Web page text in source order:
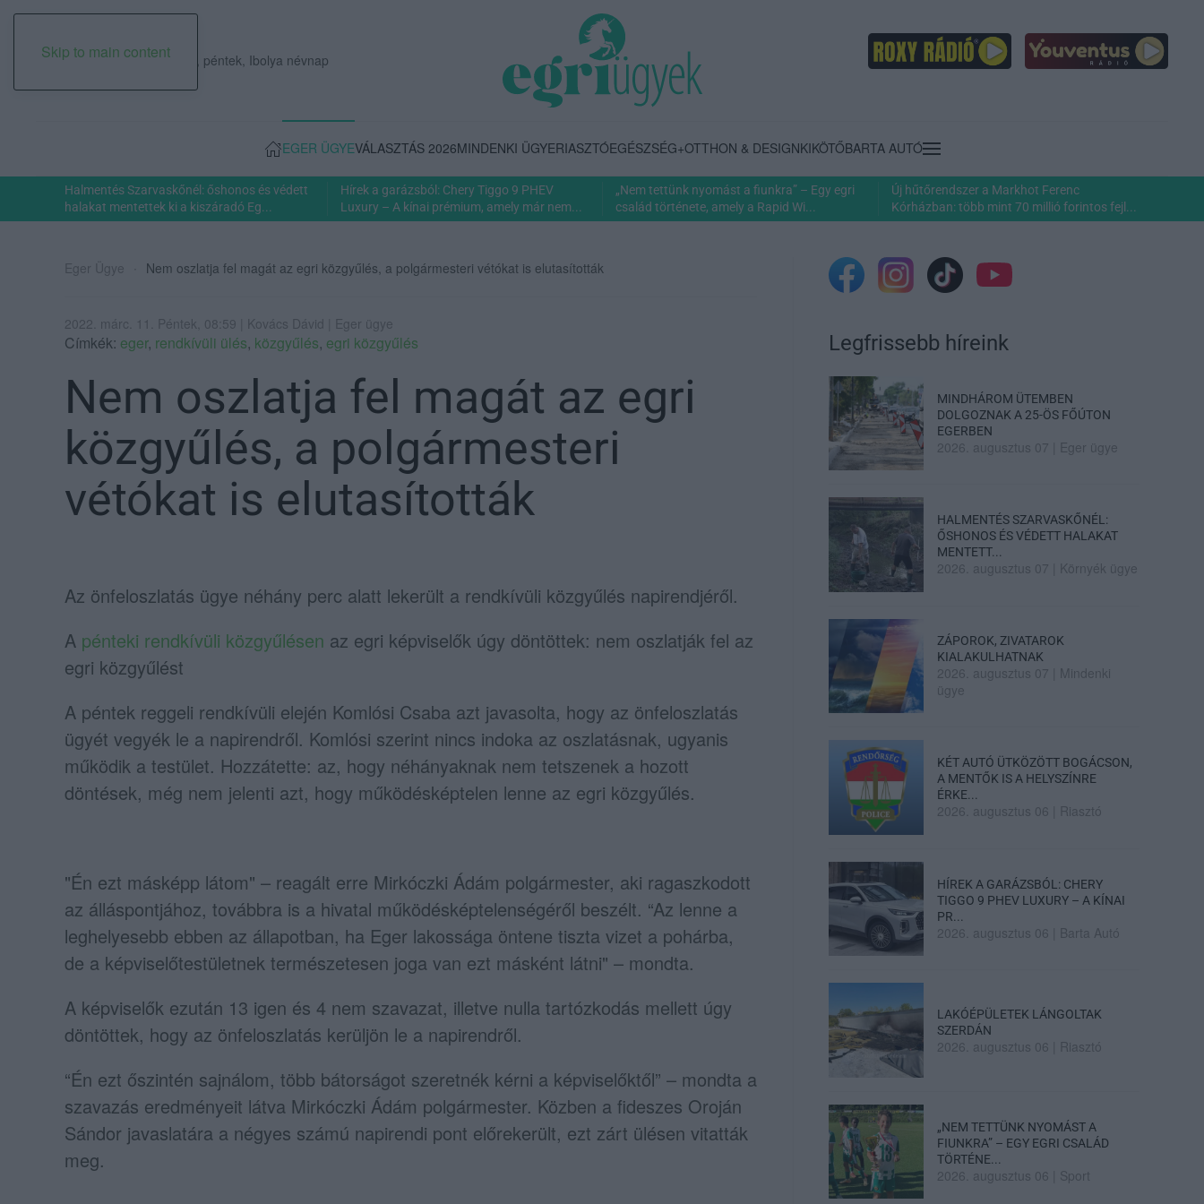
Skip to main content
2026. augusztus 07., péntek, Ibolya névnap
EGER ÜGYEVÁLASZTÁS 2026MINDENKI ÜGYERIASZTÓEGÉSZSÉG+OTTHON & DESIGNKIKÖTŐBARTA AUTÓ
Halmentés Szarvaskőnél: őshonos és védett
halakat mentettek ki a kiszáradó Eg...
Hírek a garázsból: Chery Tiggo 9 PHEV
Luxury – A kínai prémium, amely már nem...
„Nem tettünk nyomást a fiunkra” – Egy egri
család története, amely a Rapid Wi...
Új hűtőrendszer a Markhot Ferenc
Kórházban: több mint 70 millió forintos fejl...
Eger Ügye Nem oszlatja fel magát az egri közgyűlés, a polgármesteri vétókat is elutasították
2022. márc. 11. Péntek, 08:59 | Kovács Dávid | Eger ügye
Címkék: eger, rendkívüli ülés, közgyűlés, egri közgyűlés
Nem oszlatja fel magát az egri
közgyűlés, a polgármesteri
vétókat is elutasították
Az önfeloszlatás ügye néhány perc alatt lekerült a rendkívüli közgyűlés napirendjéről.
A pénteki rendkívüli közgyűlésen az egri képviselők úgy döntöttek: nem oszlatják fel az
egri közgyűlést
A péntek reggeli rendkívüli elején Komlósi Csaba azt javasolta, hogy az önfeloszlatás
ügyét vegyék le a napirendről. Komlósi szerint nincs indoka az oszlatásnak, ugyanis
működik a testület. Hozzátette: az, hogy néhányaknak nem tetszenek a hozott
döntések, még nem jelenti azt, hogy működésképtelen lenne az egri közgyűlés.
"Én ezt másképp látom" – reagált erre Mirkóczki Ádám polgármester, aki ragaszkodott
az álláspontjához, továbbra is a hivatal működésképtelenségéről beszélt. “Az lenne a
leghelyesebb ebben az állapotban, ha Eger lakossága öntene tiszta vizet a pohárba,
de a képviselőtestületnek természetesen joga van ezt másként látni" – mondta.
A képviselők ezután 13 igen és 4 nem szavazat, illetve nulla tartózkodás mellett úgy
döntöttek, hogy az önfeloszlatás kerüljön le a napirendről.
“Én ezt őszintén sajnálom, több bátorságot szeretnék kérni a képviselőktől” – mondta a
szavazás eredményeit látva Mirkóczki Ádám polgármester. Közben a fideszes Oroján
Sándor javaslatára a négyes számú napirendi pont előrekerült, ezt zárt ülésen vitatták
meg.
Legfrissebb híreink
MINDHÁROM ÜTEMBEN
DOLGOZNAK A 25-ÖS FŐÚTON
EGERBEN
2026. augusztus 07 Eger ügye
HALMENTÉS SZARVASKŐNÉL:
ŐSHONOS ÉS VÉDETT HALAKAT
MENTETT...
2026. augusztus 07 Környék ügye
ZÁPOROK, ZIVATAROK
KIALAKULHATNAK
2026. augusztus 07
Mindenki
ügye
KÉT AUTÓ ÜTKÖZÖTT BOGÁCSON,
A MENTŐK IS A HELYSZÍNRE
ÉRKE...
2026. augusztus 06 Riasztó
HÍREK A GARÁZSBÓL: CHERY
TIGGO 9 PHEV LUXURY – A KÍNAI
PR...
2026. augusztus 06 Barta Autó
LAKÓÉPÜLETEK LÁNGOLTAK
SZERDÁN
2026. augusztus 06 Riasztó
„NEM TETTÜNK NYOMÁST A
FIUNKRA” – EGY EGRI CSALÁD
TÖRTÉNE...
2026. augusztus 06 Sport